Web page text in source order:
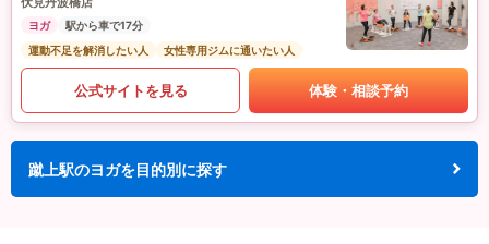
ヨガ
駅から車で17分
運動不足を解消したい人
女性専用ジムに通いたい人
公式サイトを見る 体験・相談予約
蹴上駅のヨガを目的別に探す